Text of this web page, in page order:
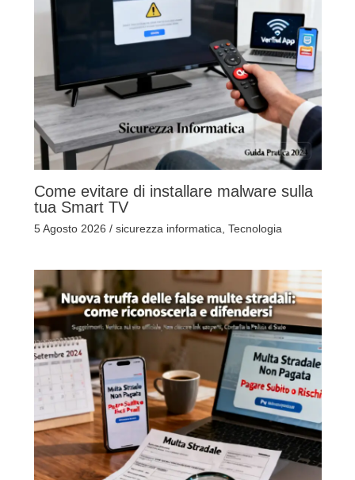
Come evitare di installare malware sulla
tua Smart TV
5 Agosto 2026 / sicurezza informatica Tecnologia